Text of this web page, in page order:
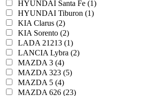
HYUNDAI Santa Fe (1)
HYUNDAI Tiburon (1)
KIA Clarus (2)
KIA Sorento (2)
LADA 21213 (1)
LANCIA Lybra (2)
MAZDA 3 (4)
MAZDA 323 (5)
MAZDA 5 (4)
MAZDA 626 (23)